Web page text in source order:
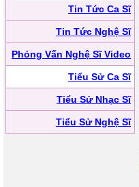
Tin Tức Ca Sĩ
Tin Tức Nghệ Sĩ
Phỏng Vấn Nghệ Sĩ Video
Tiểu Sử Ca Sĩ
Tiểu Sử Nhạc Sĩ
Tiểu Sử Nghệ Sĩ